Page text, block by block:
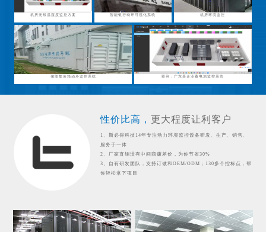
机房无线温湿度监控方案 智能银行动环可视化系统 机房环境监控
储能集装箱动环监控系统 案例：广东某企业蓄电池监控系统
性价比高， 更大程度让利客户
1、斯必得科技14年专注动力环境监控设备研发、生产、销售、
服务于一体
2、厂家直销没有中间商赚差价，为你节省30%
3、自有研发团队，支持订做和OEM/ODM；130多个控标点，帮
你轻松拿下项目